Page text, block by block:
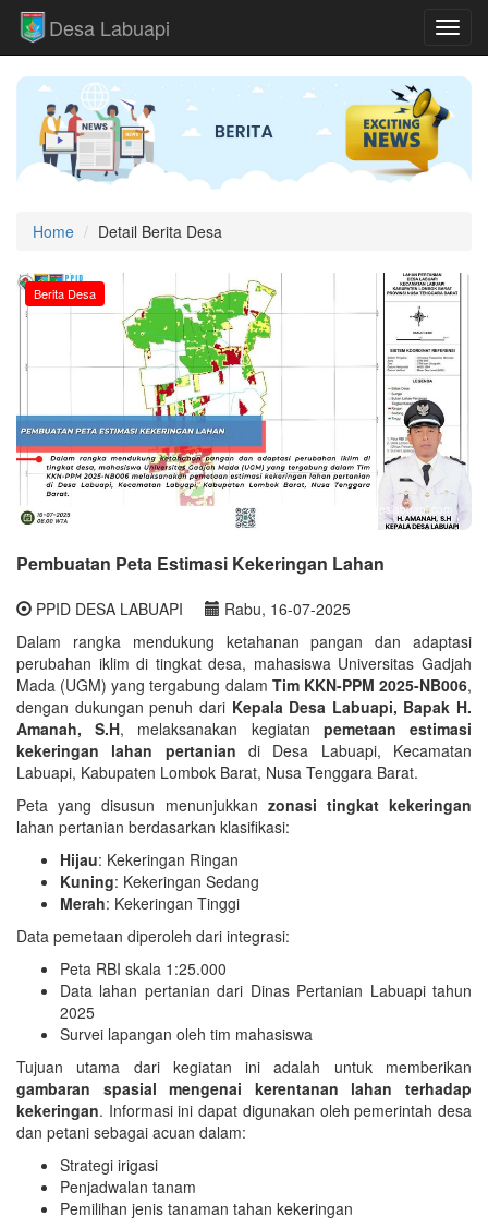
Desa Labuapi
Home Detail Berita Desa
www.pemdeslabuapi.com
Berita Desa
Pembuatan Peta Estimasi Kekeringan Lahan
PPID DESA LABUAPI
Rabu, 16-07-2025
Dalam rangka mendukung ketahanan pangan dan adaptasi
perubahan iklim di tingkat desa, mahasiswa Universitas Gadjah
Mada (UGM) yang tergabung dalam Tim KKN-PPM 2025-NB006,
dengan dukungan penuh dari Kepala Desa Labuapi, Bapak H.
Amanah, S.H, melaksanakan kegiatan pemetaan estimasi
kekeringan lahan pertanian di Desa Labuapi, Kecamatan
Labuapi, Kabupaten Lombok Barat, Nusa Tenggara Barat.
Peta yang disusun menunjukkan zonasi tingkat kekeringan
lahan pertanian berdasarkan klasifikasi:
Hijau: Kekeringan Ringan
Kuning: Kekeringan Sedang
Merah: Kekeringan Tinggi
Data pemetaan diperoleh dari integrasi:
Peta RBI skala 1:25.000
Data lahan pertanian dari Dinas Pertanian Labuapi tahun
2025
Survei lapangan oleh tim mahasiswa
Tujuan utama dari kegiatan ini adalah untuk memberikan
gambaran spasial mengenai kerentanan lahan terhadap
kekeringan. Informasi ini dapat digunakan oleh pemerintah desa
dan petani sebagai acuan dalam:
Strategi irigasi
Penjadwalan tanam
Pemilihan jenis tanaman tahan kekeringan